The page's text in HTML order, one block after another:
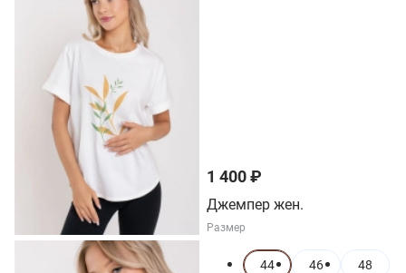
1 400 ₽
Джемпер жен.
Размер
44 46 48